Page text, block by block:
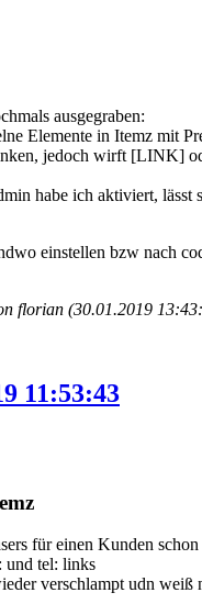
ausgegraben:
Elemente in Itemz mit
jedoch wirft [LINK]
habe ich aktiviert, lässt
einstellen bzw nach
florian (30.01.2019
11:53:43
für einen Kunden
und tel: links
verschlampt udn weiß